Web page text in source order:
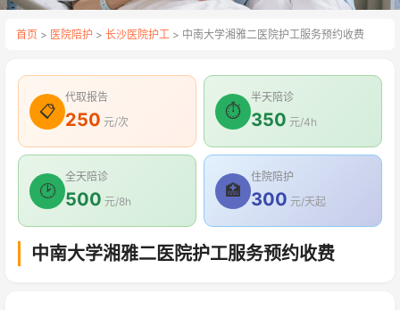
首页 > 医院陪护 > 长沙医院护工 > 中南大学湘雅二医院护工服务预约收费
📋
代取报告
250 元/次
⏱
半天陪诊
350 元/4h
🕑
全天陪诊
500 元/8h
🏥
住院陪护
300 元/天起
中南大学湘雅二医院护工服务预约收费